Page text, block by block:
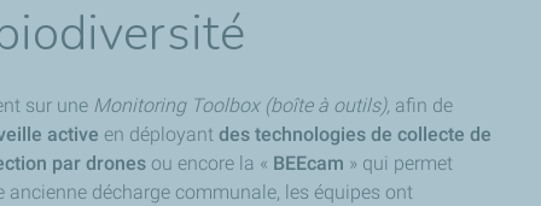
sur une Monitoring Toolbox (boîte à outils), afin de
active en déployant des technologies de collecte de
par drones ou encore la « BEEcam » qui permet
ancienne décharge communale, les équipes ont